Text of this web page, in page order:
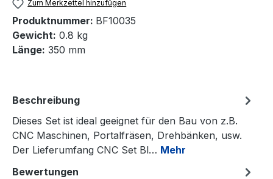
Zum Merkzettel hinzufügen
Produktnummer: BF10035
Gewicht: 0.8 kg
Länge: 350 mm
Beschreibung
Dieses Set ist ideal geeignet für den Bau von z.B.
CNC Maschinen, Portalfräsen, Drehbänken, usw.
Der Lieferumfang CNC Set Bl… Mehr
Bewertungen